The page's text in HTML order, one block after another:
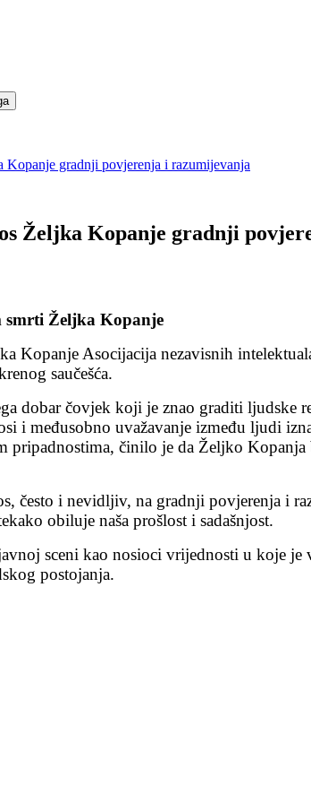
gradnji povjerenja i razumijevanja
Željka Kopanje gradnji
smrti Željka Kopanje
Kopanje Asocijacija nezavisnih
saučešća.
dobar čovjek koji je znao graditi ljudske
i međusobno uvažavanje između ljudi
činilo je da Željko
često i nevidljiv, na gradnji povjerenja i
obiluje naša prošlost i sadašnjost.
sceni kao nosioci vrijednosti u koje
postojanja.